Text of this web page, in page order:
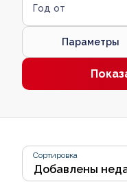
Год от
Параметры
Сортировка